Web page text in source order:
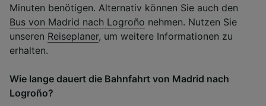
Minuten benötigen. Alternativ können Sie auch den
Bus von Madrid nach Logroño nehmen. Nutzen Sie
unseren Reiseplaner, um weitere Informationen zu
erhalten.
Wie lange dauert die Bahnfahrt von Madrid nach
Logroño?